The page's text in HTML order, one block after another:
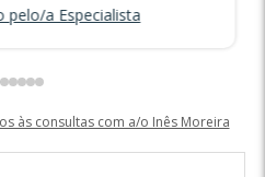
pelo/a Especialista
às consultas com a/o Inês Moreira